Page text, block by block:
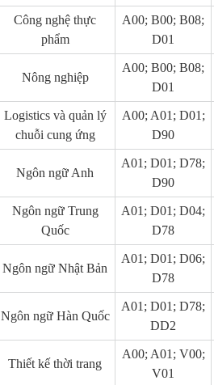
Công nghệ thực
phẩm
A00; B00; B08;
D01
Nông nghiệp
A00; B00; B08;
D01
Logistics và quản lý
chuỗi cung ứng
A00; A01; D01;
D90
Ngôn ngữ Anh
A01; D01; D78;
D90
Ngôn ngữ Trung
Quốc
A01; D01; D04;
D78
Ngôn ngữ Nhật Bản
A01; D01; D06;
D78
Ngôn ngữ Hàn Quốc
A01; D01; D78;
DD2
Thiết kế thời trang
A00; A01; V00;
V01